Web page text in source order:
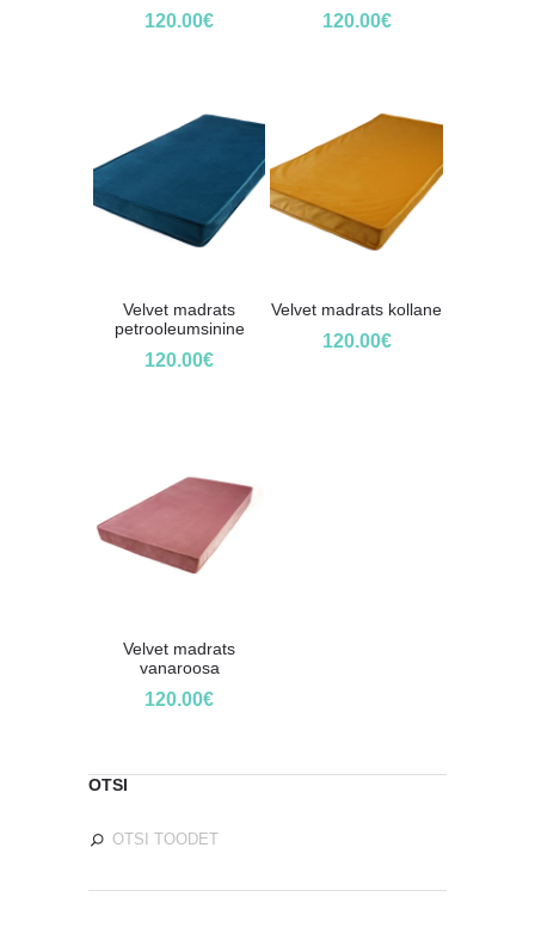
120.00€ 120.00€
Velvet madrats
petrooleumsinine
120.00€
Velvet madrats kollane
120.00€
Velvet madrats
vanaroosa
120.00€
OTSI